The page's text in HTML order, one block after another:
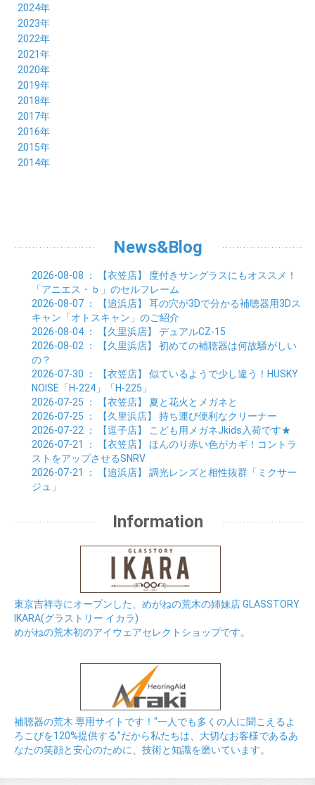
12月 (14)
11月 (17)
10月 (21)
09月 (20)
08月 (20)
07月 (18)
06月 (22)
05月 (21)
04月 (19)
03月 (19)
02月 (19)
01月 (21)
2024年
12月 (19)
11月 (21)
10月 (23)
09月 (23)
08月 (20)
07月 (21)
06月 (22)
05月 (18)
04月 (26)
03月 (23)
02月 (29)
2023年
12月 (19)
11月 (19)
10月 (20)
09月 (22)
08月 (24)
07月 (26)
06月 (25)
05月 (28)
04月 (26)
03月 (30)
2022年
12月 (36)
11月 (16)
10月 (22)
09月 (20)
08月 (18)
07月 (21)
06月 (23)
05月 (25)
04月 (20)
2021年
12月 (18)
11月 (19)
10月 (20)
09月 (24)
08月 (35)
07月 (17)
06月 (25)
05月 (31)
2020年
12月 (19)
11月 (23)
10月 (24)
09月 (29)
08月 (26)
07月 (25)
06月 (21)
2019年
12月 (26)
11月 (21)
10月 (26)
09月 (26)
08月 (31)
07月 (22)
2018年
12月 (22)
11月 (28)
10月 (23)
09月 (27)
08月 (24)
01月 (24)
2017年
12月 (20)
11月 (22)
10月 (21)
02月 (20)
01月 (23)
2016年
12月 (26)
11月 (21)
03月 (25)
02月 (30)
01月 (33)
2015年
12月 (36)
06月 (15)
04月 (9)
03月 (7)
02月 (7)
01月 (9)
2014年
News&Blog
2026-08-08 ： 【衣笠店】
度付きサングラスにもオススメ！
「アニエス・ｂ」のセルフレーム
2026-08-07 ： 【追浜店】 耳の穴が3Dで分かる補聴器用3Dス
キャン「オトスキャン」のご紹介
2026-08-04 ： 【久里浜店】 デュアルCZ-15
2026-08-02 ： 【久里浜店】 初めての補聴器は何故騒がしい
の？
2026-07-30 ： 【衣笠店】 似ているようで少し違う！HUSKY
NOISE「H-224」「H-225」
2026-07-25 ： 【衣笠店】 夏と花火とメガネと
2026-07-25 ： 【久里浜店】 持ち運び便利なクリーナー
2026-07-22 ： 【逗子店】
こども用メガネJkids入荷です★
2026-07-21
： 【衣笠店】 ほんのり赤い色がカギ！コントラ
ストをアップさせるSNRV
2026-07-21
： 【追浜店】 調光レンズと相性抜群「ミクサー
ジュ」
Information
東京吉祥寺にオープンした、めがねの荒木の姉妹店 GLASSTORY
IKARA(グラストリー イカラ)
めがねの荒木初のアイウェアセレクトショップです。
補聴器の荒木 専用サイトです！“一人でも多くの人に聞こえるよ
ろこびを120%提供する”だから私たちは、大切なお客様であるあ
なたの笑顔と安心のために、技術と知識を磨いています。